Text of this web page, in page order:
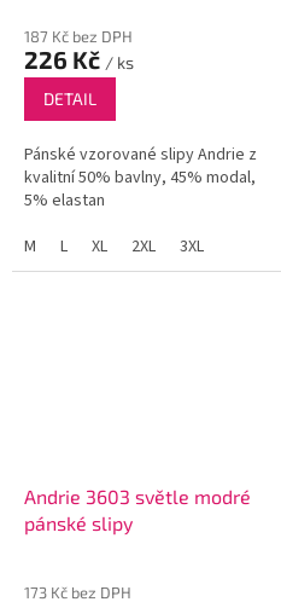
187 Kč bez DPH
226 Kč / ks
DETAIL
Pánské vzorované slipy Andrie z
kvalitní 50% bavlny, 45% modal,
5% elastan
M
L XL 2XL 3XL
Andrie 3603 světle modré
pánské slipy
173 Kč bez DPH